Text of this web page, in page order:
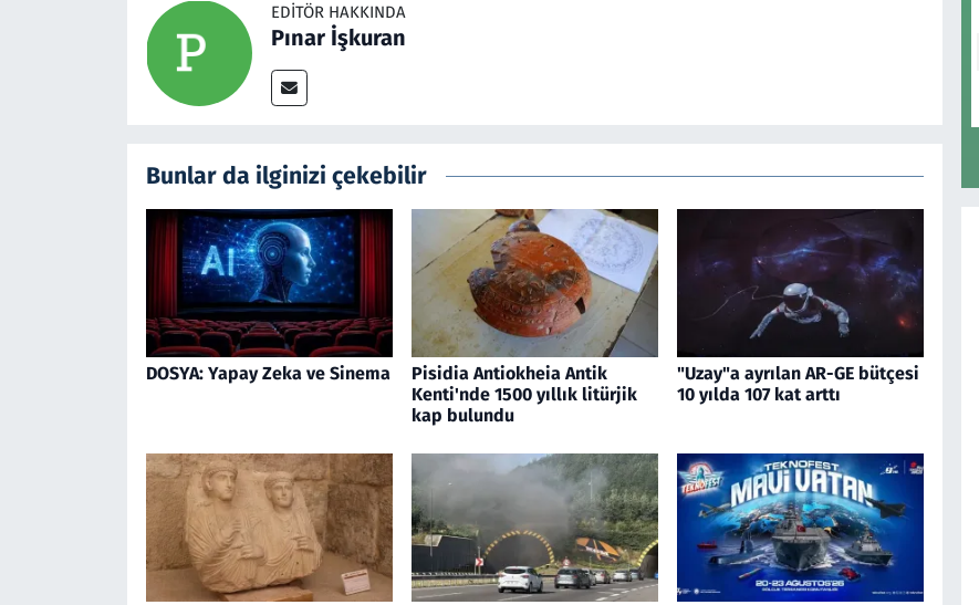
EDITÖR HAKKINDA
Pınar İşkuran
Bunlar da ilginizi çekebilir
DOSYA: Yapay Zeka ve Sinema
Pisidia Antiokheia Antik
Kenti'nde 1500 yıllık litürjik
kap bulundu
"Uzay"a ayrılan AR-GE bütçesi
10 yılda 107 kat arttı